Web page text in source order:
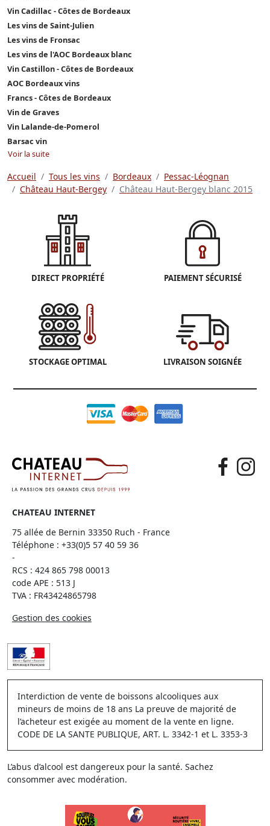
Vin Cadillac - Côtes de Bordeaux
Les vins de Saint-Julien
Les vins de Fronsac
Les vins de l'AOC Bordeaux blanc
Vin Castillon - Côtes de Bordeaux
AOC Bordeaux vins
Francs - Côtes de Bordeaux
Vin de Graves
Vin Lalande-de-Pomerol
Barsac vin
Voir la suite
Accueil Tous les vins Bordeaux
Pessac-Léognan
Château Haut-Bergey
Château Haut-Bergey blanc 2015
DIRECT PROPRIÉTÉ PAIEMENT SÉCURISÉ
STOCKAGE OPTIMAL LIVRAISON SOIGNÉE
CHATEAU INTERNET
75 allée de Bernin 33350 Ruch - France
Téléphone : +33(0)5 57 40 59 36
-
RCS : 424 865 798 00013
code APE : 513 J
TVA : FR43424865798
Gestion des cookies
Interdiction de vente de boissons alcooliques aux
mineurs de moins de 18 ans La preuve de majorité de
l’acheteur est exigée au moment de la vente en ligne.
CODE DE LA SANTE PUBLIQUE, ART. L. 3342-1 et L. 3353-3
L’abus d’alcool est dangereux pour la santé. Sachez
consommer avec modération.